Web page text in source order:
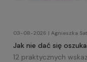
03-08-2026 | Agnieszka
Jak nie dać się
wskazówek!
12 praktycznych